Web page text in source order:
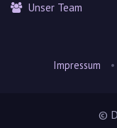
Unser Team
Impressum •
©